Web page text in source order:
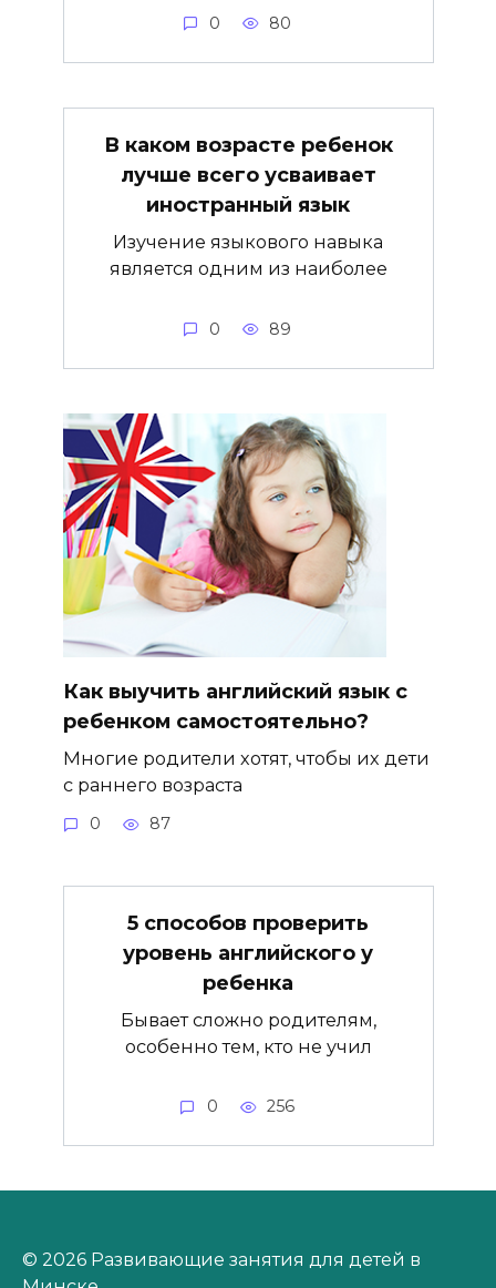
0 80
В каком возрасте ребенок
лучше всего усваивает
иностранный язык
Изучение языкового навыка
является одним из наиболее
0 89
Как выучить английский язык с
ребенком самостоятельно?
Многие родители хотят, чтобы их дети
с раннего возраста
0 87
5 способов проверить
уровень английского у
ребенка
Бывает сложно родителям,
особенно тем, кто не учил
0 256
© 2026 Развивающие занятия для детей в